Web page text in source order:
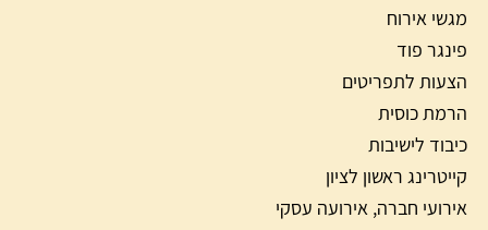
מגשי אירוח
פינגר פוד
הצעות לתפריטים
הרמת כוסית
כיבוד לישיבות
קייטרינג ראשון לציון
אירועי חברה, אירועה עסקי